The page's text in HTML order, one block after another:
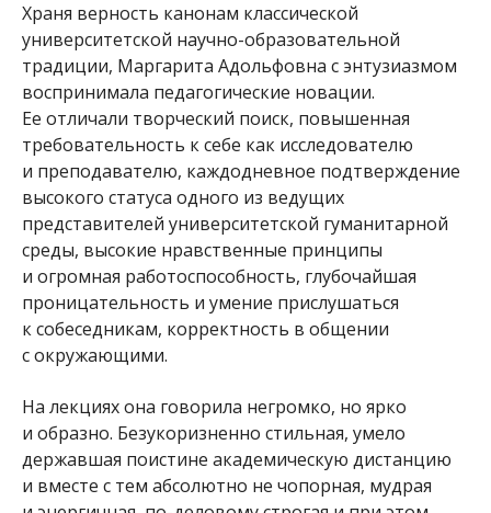
Храня верность канонам классической
университетской научно-образовательной
традиции, Маргарита Адольфовна с энтузиазмом
воспринимала педагогические новации.
Ее отличали творческий поиск, повышенная
требовательность к себе как исследователю
и преподавателю, каждодневное подтверждение
высокого статуса одного из ведущих
представителей университетской гуманитарной
среды, высокие нравственные принципы
и огромная работоспособность, глубочайшая
проницательность и умение прислушаться
к собеседникам, корректность в общении
с окружающими.
На лекциях она говорила негромко, но ярко
и образно. Безукоризненно стильная, умело
державшая поистине академическую дистанцию
и вместе с тем абсолютно не чопорная, мудрая